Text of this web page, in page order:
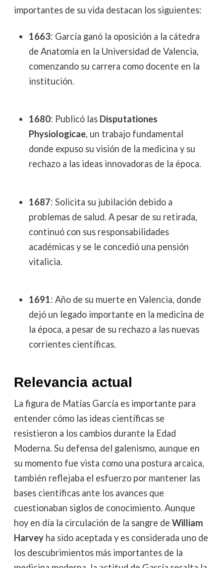
importantes de su vida destacan los siguientes:
1663: García ganó la oposición a la cátedra
de Anatomía en la Universidad de Valencia,
comenzando su carrera como docente en la
institución.
1680: Publicó las Disputationes
Physiologicae, un trabajo fundamental
donde expuso su visión de la medicina y su
rechazo a las ideas innovadoras de la época.
1687: Solicita su jubilación debido a
problemas de salud. A pesar de su retirada,
continuó con sus responsabilidades
académicas y se le concedió una pensión
vitalicia.
1691: Año de su muerte en Valencia, donde
dejó un legado importante en la medicina de
la época, a pesar de su rechazo a las nuevas
corrientes científicas.
Relevancia actual
La figura de Matías García es importante para
entender cómo las ideas científicas se
resistieron a los cambios durante la Edad
Moderna. Su defensa del galenismo, aunque en
su momento fue vista como una postura arcaica,
también reflejaba el esfuerzo por mantener las
bases científicas ante los avances que
cuestionaban siglos de conocimiento. Aunque
hoy en día la circulación de la sangre de William
Harveyha sido aceptada y es considerada uno de
los descubrimientos más importantes de la